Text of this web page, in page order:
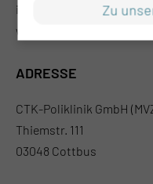
info@ctk.de
www.poliklinik.ctk.de
ADRESSE
CTK-Poliklinik GmbH
Thiemstr. 111
03048 Cottbus
Zu